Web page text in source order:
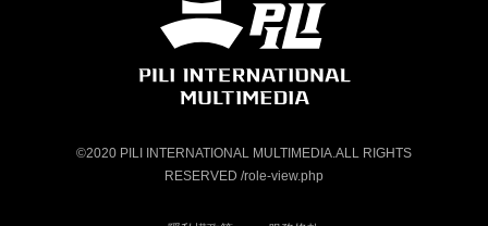
霹靂國際多媒體股份有限公司 PILI
©2020 PILI INTERNATIONAL MULTIMEDIA.ALL RIGHTS
RESERVED /role-view.php